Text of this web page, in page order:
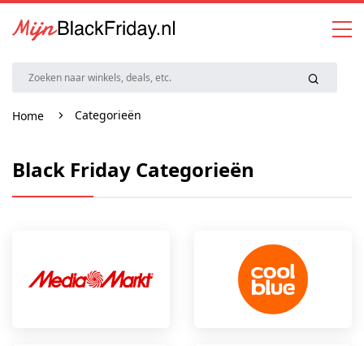
Home Categorieën
Black Friday Categorieën